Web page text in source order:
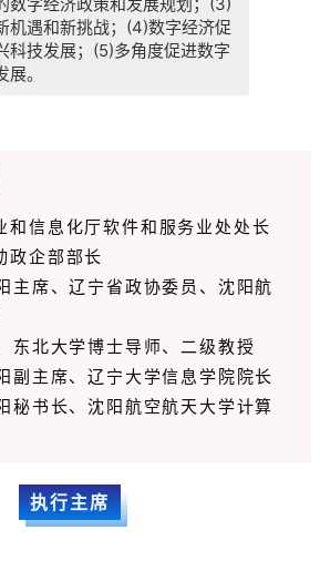
机遇和新挑战；(4)数字经济促
科技发展；(5)多角度促进数字
。
信息化厅软件和服务业处处长
政企部部长
席、辽宁省政协委员、沈阳航
北大学博士导师、二级教授
副主席、辽宁大学信息学院院长
书长、沈阳航空航天大学计算
执行主席